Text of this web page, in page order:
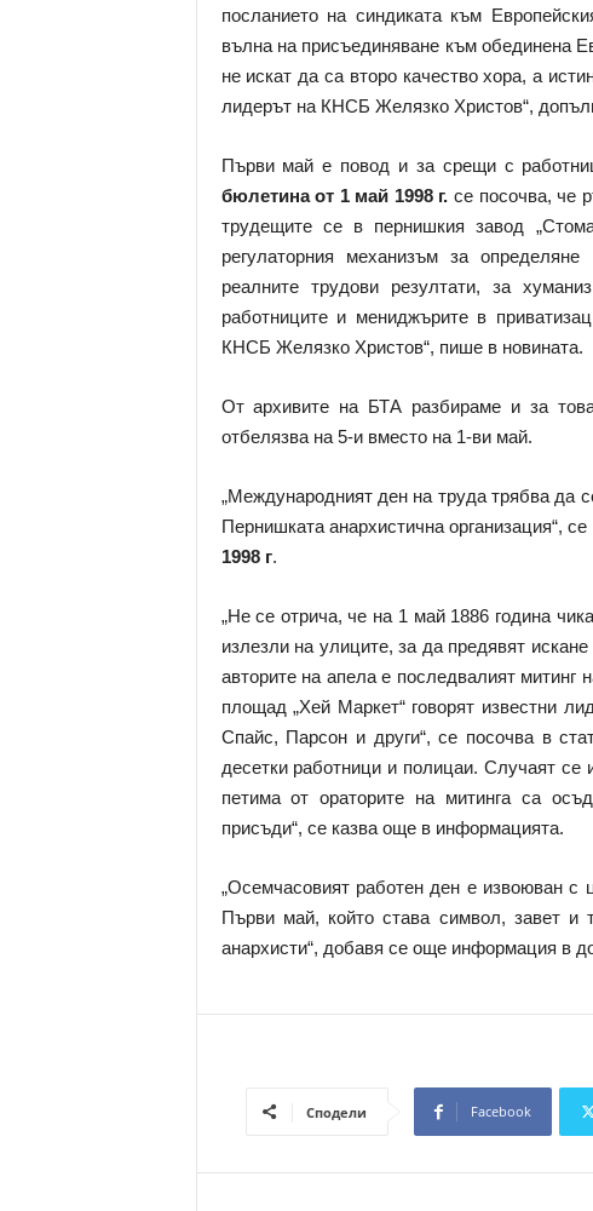
посланието на синдиката към
вълна на присъединяване към обединена
не искат да са второ качество хора, а
лидерът на КНСБ Желязко Христов“,
Първи май е повод и за срещи с
бюлетина от 1 май 1998 г. се посочва, че
трудещите се в пернишкия завод
регулаторния механизъм за
реалните трудови резултати, за
работниците и мениджърите в
КНСБ Желязко Христов“, пише в новината.
От архивите на БТА разбираме и за
отбелязва на 5-и вместо на 1-ви май.
„Международният ден на труда трябва да
Пернишката анархистична организация“,
1998 г.
„Не се отрича, че на 1 май 1886 година
излезли на улиците, за да предявят
авторите на апела е последвалият митинг
площад „Хей Маркет“ говорят известни
Спайс, Парсон и други“, се посочва в
десетки работници и полицаи. Случаят се
петима от ораторите на митинга са
присъди“, се казва още в информацията.
„Осемчасовият работен ден е извоюван с
Първи май, който става символ, завет и
анархисти“, добавя се още информация в
Сподели Facebook